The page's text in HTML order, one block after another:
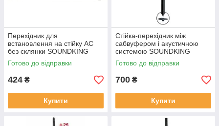
Перехідник для
встановлення на стійку АС
без склянки SOUNDKING
DC008
Готово до відправки
424 ₴
Купити
Стійка-перехідник між
сабвуфером і акустичною
системою SOUNDKING
DB075
Готово до відправки
700 ₴
Купити